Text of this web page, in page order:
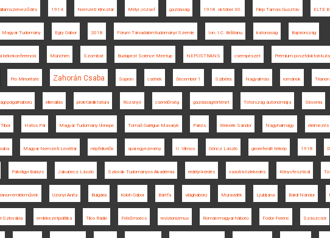
államszerveződés 1914 Nemzeti Kincstár Mélyi József gazdaság 1918. október 30. Filep Tamás Gusztáv ELTE
Magyar Tudomány Egry Gábor 2018 Fórum Társadalomtudományi Szemle Ion. I.C. Brătianu katonaság Bajorország
békekonferencia München Szombat Budapest Science Meetup NEPOSTRANS csempészet Prémium posztdoktori
Pro Minoritate Zahorán Csaba Sopron csehek December 1 Szibéria Nagyalmás románok
polgárháború ellenállás proletárdiktatúra Rozsnyó csendőrség gazdaságtörténet Tótország autonómiája Slovenia
Hatos Pál Magyar Tudomány Ünnepe Tomáš Garrigue Masaryk Párizs Wekerle Sándor Nagyhalmágy élelmezés
Magyar Nemzeti Levéltár népfelkelők spai egyezmény II. Vilmos Göncz László georeferált térkép 1918
Pálvölgyi Balázs Jakubecz László Szlovák Tudományos Akadémia erdélyi kérdés vasúti közlekedés Könyvfesztivál
emlékművek Uzonyi Anita Bulgária Koloh Gábor Bártfa világháború Muravidék Ljubljana Bárdi Nándor
Szlovákia emlékezetpolitika Tilos Rádió Felsőmoécs revizionizmus Román-magyar háború Fodor Ferenc Szászcsór